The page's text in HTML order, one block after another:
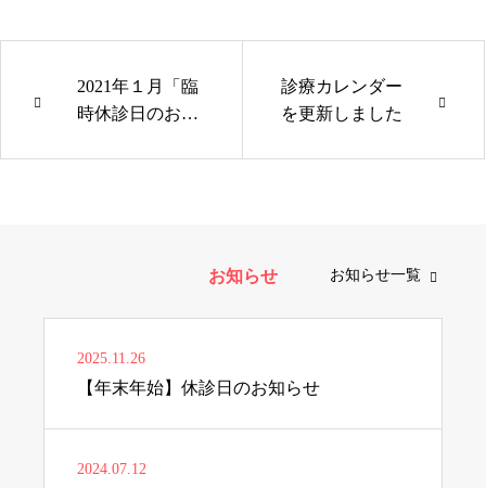
2021年１月「臨
時休診日のお知
診療カレンダー
を更新しました
お知らせ
2025.11.26
【年末年始】休診日のお知らせ
2024.07.12
お知らせ一覧